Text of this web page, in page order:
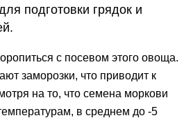
подготовки грядок и
с посевом этого овоща.
заморозки, что приводит к
на то, что семена моркови
в среднем до -5